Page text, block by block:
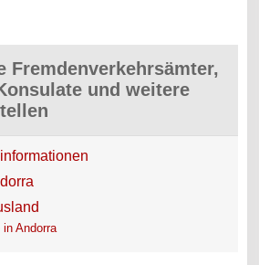
Fremdenverkehrsämter,
und weitere
in Andorra